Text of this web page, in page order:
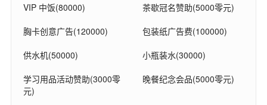
VIP 中饭(80000)
茶歇冠名赞助(5000零元)
胸卡创意广告(120000)
包装纸广告费(100000)
供水机(50000)
小瓶装水(30000)
学习用品活动赞助(3000零
元)
晚餐纪念会品(5000零元)